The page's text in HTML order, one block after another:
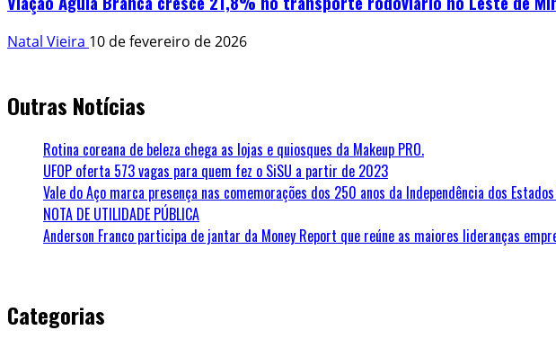
Natal Vieira 10 de fevereiro de 2026
Outras Notícias
Rotina coreana de beleza chega as lojas e quiosques da Makeup PRO.
UFOP oferta 573 vagas para quem fez o SiSU a partir de 2023
Vale do Aço marca presença nas comemorações dos 250 anos da Independência dos
NOTA DE UTILIDADE PÚBLICA
Anderson Franco participa de jantar da Money Report que reúne as maiores lideranças
Categorias